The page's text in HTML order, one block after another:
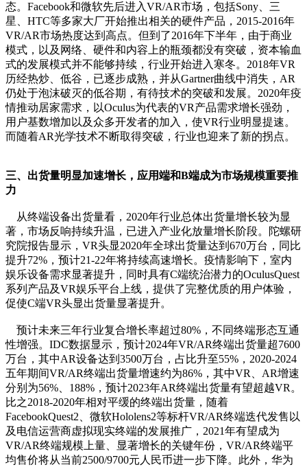
态。Facebook和微软先后进入VR/AR市场，包括Sony、三
星、HTC等多家大厂开始推出相关的硬件产品，2015-2016年
VR/AR市场热度达到高点。但到了2016年下半年，由于商业
模式，以及网络、硬件和内容上的瓶颈都没有突破，资本输血
式的发展模式并不能够持续，行业开始进入寒冬。2018年VR
历经热炒、低谷，已逐步成熟，并从Gartner曲线中消失，AR
仍处于泡沫破灭的低谷期，有待技术的突破和发展。2020年疫
情推动居家需求，以Oculus为代表的VR产品需求增长强劲，
用户基数增加以及众多开发者的加入，使VR行业明显提速。
而随着AR光学技术不断取得突破，行业也迎来了新的拐点。
三、出货量明显加速增长，应用端和B端成为市场规模重要推
力
从终端设备出货量看，2020年行业总体出货量增长较为显
著，市场反响持续升温，已进入产业化放量增长阶段。陀螺研
究院报告显示，VR头显2020年全球出货量达到670万台，同比
提升72%，预计21-22年将持续高速增长。疫情影响下，室内
娱乐设备需求显著提升，同时具有C端统治潜力的OculusQuest
系列产品及VR娱乐平台上线，提供了完整优质的用户体验，
促使C端VR头显出货量显著提升。
预计未来三年行业复合增长率超过80%，不同终端形态互通
性增强。IDC数据显示，预计2024年VR/AR终端出货量超7600
万台，其中AR设备达到3500万台，占比升至55%，2020-2024
五年期间VR/AR终端出货量增速约为86%，其中VR、AR增速
分别为56%、188%，预计2023年AR终端出货量有望超越VR。
比之2018-2020年相对平缓的终端出货量，随着
FacebookQuest2、微软Hololens2等标杆VR/AR终端迭代发售以
及电信运营商虚拟现实终端的发展推广，2021年有望成为
VR/AR终端规模上量、显著增长的关键年份，VR/AR终端平
均售价将从当前2500/9700元人民币进一步下降。此外，华为